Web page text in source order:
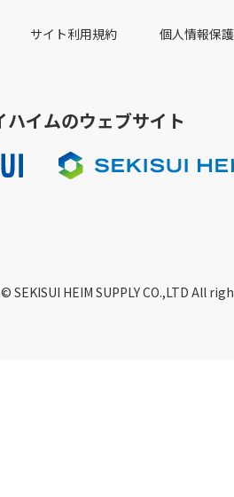
サイト利用規約 個人情報保
ハイムのウェブサイト
SEKISUI HEIM SUPPLY CO.,LTD All